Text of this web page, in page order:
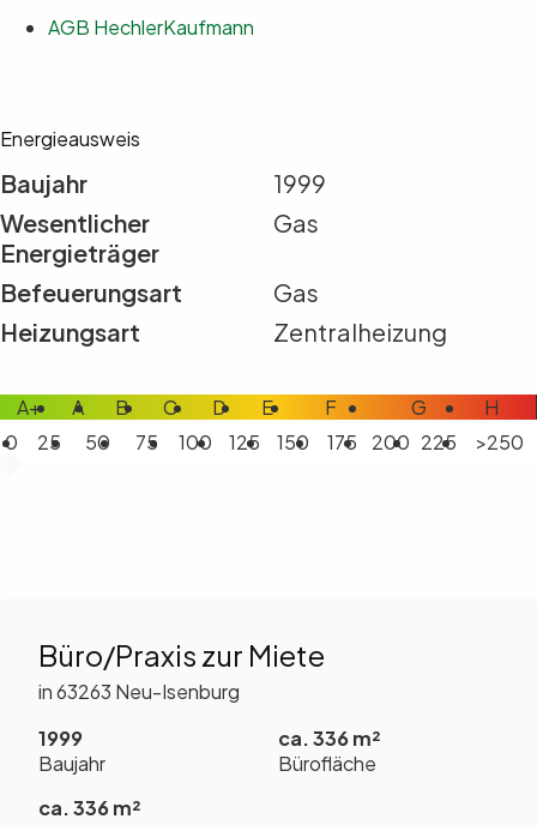
AGB HechlerKaufmann
Energieausweis
Baujahr
1999
Wesentlicher
Energieträger
Gas
Befeuerungsart
Gas
Heizungsart
Zentralheizung
A+ A B C D E F G
H
0
25 50 75 100 125 150 175 200 225 >250
Büro/Praxis zur Miete
in 63263 Neu-Isenburg
1999
Baujahr
ca. 336 m²
Bürofläche
ca. 336 m²